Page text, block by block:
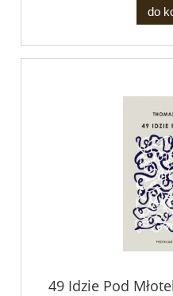
do
49 Idzie Pod